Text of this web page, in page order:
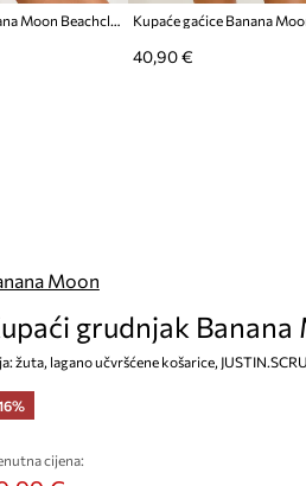
Kupaći grudnjak Banana Moon Beachclub Kupaće gaćice Banana
40,90 €
Moon
grudnjak
žuta, lagano učvršćene košarice,
cijena: